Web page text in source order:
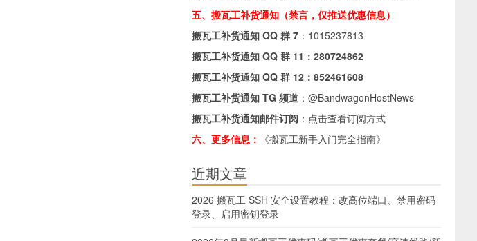
五、搬瓦工补货通知（禁言，仅推送优惠信息）
搬瓦工补货通知 QQ 群 7 ： 1015237813
搬瓦工补货通知 QQ 群 11： 280724862
搬瓦工补货通知 QQ 群 12： 852461608
搬瓦工补货通知 TG 频道 ： @BandwagonHostNews
搬瓦工补货通知邮件订阅 ： 点击查看订阅方式
六、更多信息：
《搬瓦工新手入门完全指南》
近期文章
2026 搬瓦工 SSH 安全设置教程：改高位端口、禁用密码
登录、启用密钥登录